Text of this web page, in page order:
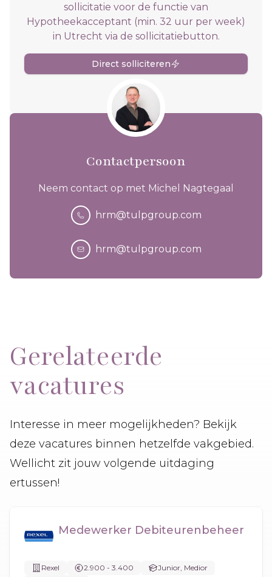
sollicitatie voor de functie van
Hypotheekacceptant (min. 32 uur per week)
in Utrecht via de sollicitatiebutton.
Direct solliciteren
Contactpersoon
Neem contact op met Michel Nagtegaal
hrm@tulpgroup.com
hrm@tulpgroup.com
Gerelateerde
vacatures
Interesse in meer mogelijkheden? Bekijk
deze vacatures binnen hetzelfde vakgebied.
Wellicht zit jouw volgende uitdaging
ertussen!
Medewerker Debiteurenbeheer
Rexel 2.900 - 3.400
Junior, Medior